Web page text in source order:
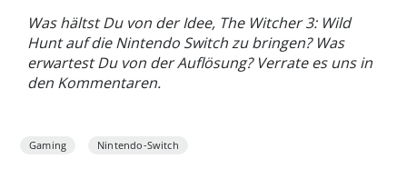
Was hältst Du von der Idee, The Witcher 3: Wild
Hunt auf die Nintendo Switch zu bringen? Was
erwartest Du von der Auflösung? Verrate es uns in
den Kommentaren.
Gaming Nintendo-Switch